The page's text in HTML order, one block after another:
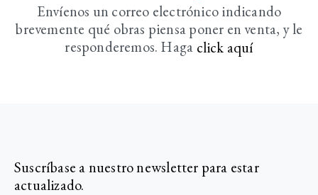
Envíenos un correo electrónico indicando
brevemente qué obras piensa poner en venta, y le
responderemos. Haga click aquí­
Suscríbase a nuestro newsletter para estar
actualizado.